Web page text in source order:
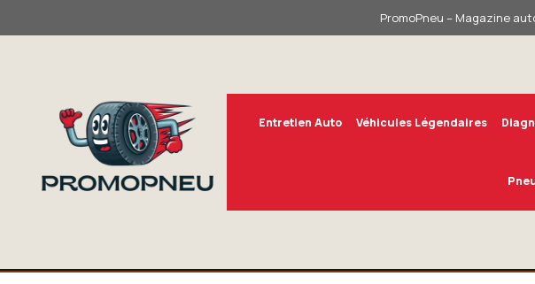
au
PromoPneu – Magazine
Entretien Auto Véhicules Légendaires